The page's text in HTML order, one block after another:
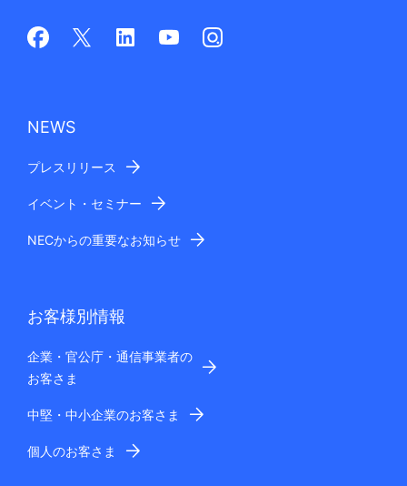
NEWS
プレスリリース
イベント・セミナー
NECからの重要なお知らせ
お客様別情報
企業・官公庁・通信事業者の
お客さま
中堅・中小企業のお客さま
個人のお客さま